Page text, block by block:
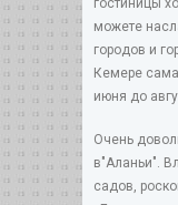
можете
городов и
Кемере
июня до
Очень
в"Аланьи".
садов,